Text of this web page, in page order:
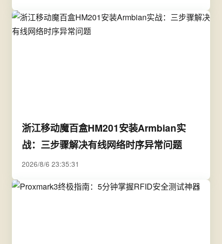
浙江移动魔百盒HM201安装Armbian实
战：三步骤解决有线网络时序异常问题
2026/8/6 23:35:31